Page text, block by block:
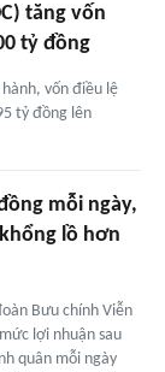
tăng vốn
tỷ đồng
vốn điều lệ
tỷ đồng lên
mỗi ngày,
lồ hơn
Bưu chính Viễn
lợi nhuận sau
quân mỗi ngày